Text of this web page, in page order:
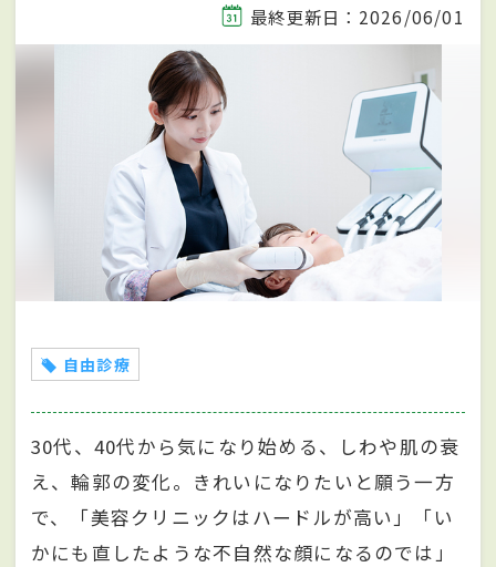
最終更新日：2026/06/01
自由診療
30代、40代から気になり始める、しわや肌の衰
え、輪郭の変化。きれいになりたいと願う一方
で、「美容クリニックはハードルが高い」「い
かにも直したような不自然な顔になるのでは」